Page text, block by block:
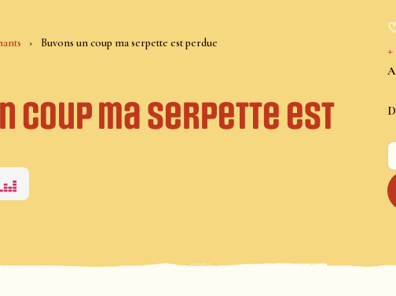
Buvons un coup ma serpette est perdue
coup ma serpette est
+